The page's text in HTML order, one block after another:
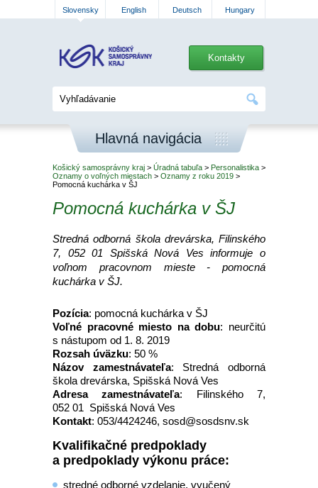
Slovensky English Deutsch Hungary
Kontakty
Hlavná navigácia
Košický samosprávny kraj > Úradná tabuľa > Personalistika >
Oznamy o voľných miestach > Oznamy z roku 2019 >
Pomocná kuchárka v ŠJ
Pomocná kuchárka v ŠJ
Stredná odborná škola drevárska, Filinského
7, 052 01 Spišská Nová Ves informuje o
voľnom pracovnom mieste - pomocná
kuchárka v ŠJ.
Pozícia: pomocná kuchárka v ŠJ
Voľné pracovné miesto na dobu: neurčitú
s nástupom od 1. 8. 2019
Rozsah úväzku: 50 %
Názov zamestnávateľa: Stredná odborná
škola drevárska, Spišská Nová Ves
Adresa zamestnávateľa: Filinského 7,
052 01 Spišská Nová Ves
Kontakt: 053/4424246, sosd@sosdsnv.sk
Kvalifikačné predpoklady
a predpoklady výkonu práce:
stredné odborné vzdelanie, vyučený